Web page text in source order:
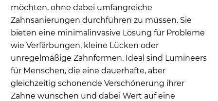
möchten, ohne dabei umfangreiche
Zahnsanierungen durchführen zu müssen. Sie
bieten eine minimalinvasive Lösung für Probleme
wie Verfärbungen, kleine Lücken oder
unregelmäßige Zahnformen. Ideal sind Lumineers
für Menschen, die eine dauerhafte, aber
gleichzeitig schonende Verschönerung ihrer
Zähne wünschen und dabei Wert auf eine